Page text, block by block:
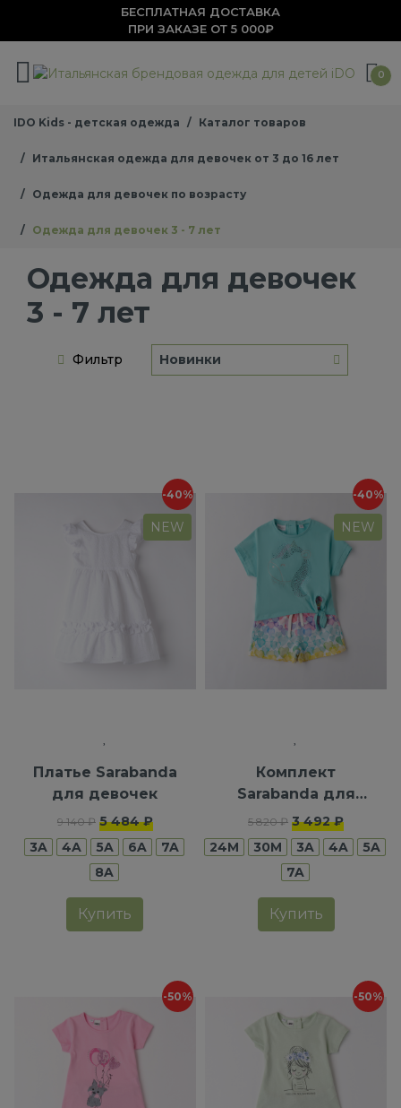
БЕСПЛАТНАЯ ДОСТАВКА
ПРИ ЗАКАЗЕ ОТ 5 000₽
0
IDO Kids - детская одежда Каталог товаров
Итальянская одежда для девочек от 3 до 16 лет
Одежда для девочек по возрасту
Одежда для девочек 3 - 7 лет
Одежда для девочек
3 - 7 лет
Фильтр Новинки
-40%
NEW
Платье Sarabanda
для девочек
9 140 ₽ 5 484 ₽
3A
4A 5A 6A
7A
8A
Купить
-40%
NEW
Комплект
Sarabanda для
девочек
5 820 ₽ 3 492 ₽
24M
30M 3A 4A
5A
7A
Купить
-50% -50%